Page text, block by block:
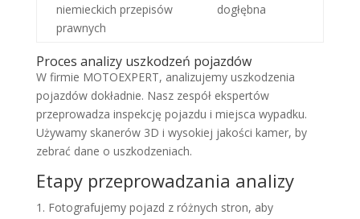
niemieckich przepisów
prawnych
dogłębna
Proces analizy uszkodzeń pojazdów
W firmie MOTOEXPERT, analizujemy uszkodzenia
pojazdów dokładnie. Nasz zespół ekspertów
przeprowadza inspekcję pojazdu i miejsca wypadku.
Używamy skanerów 3D i wysokiej jakości kamer, by
zebrać dane o uszkodzeniach.
Etapy przeprowadzania analizy
Fotografujemy pojazd z różnych stron, aby